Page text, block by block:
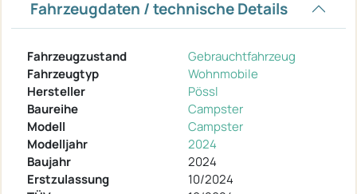
Fahrzeugdaten / technische Details
Fahrzeugzustand
Gebrauchtfahrzeug
Fahrzeugtyp
Wohnmobile
Hersteller
Pössl
Baureihe
Campster
Modell
Campster
Modelljahr
2024
Baujahr
2024
Erstzulassung
10/2024